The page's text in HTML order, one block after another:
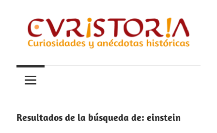
contenido
Curistoria
y
anécdotas
historia
Resultados de la búsqueda de: einstein